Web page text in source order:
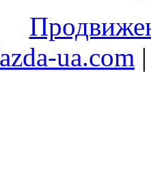
ua.com